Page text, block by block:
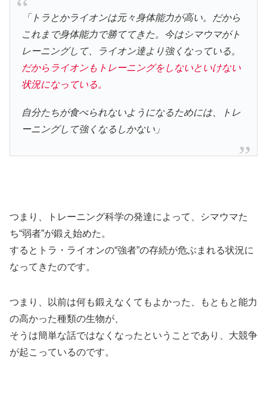
「トラとかライオンは元々身体能力が高い。だから
これまで身体能力で勝ててきた。今はシマウマがト
レーニングして、ライオン達より強くなっている。
だからライオンもトレーニングをしないといけない
状況になっている。
自分たちが食べられないようになるためには、トレ
ーニングして強くなるしかない」
つまり、トレーニング科学の発達によって、シマウマた
ち“弱者”が鍛え始めた。
するとトラ・ライオンの“強者”の存続が危ぶまれる状況に
なってきたのです。
つまり、以前は何も鍛えなくてもよかった、もともと能力
の高かった種類の生物が、
そうは簡単な話ではなくなったということであり、大競争
が起こっているのです。